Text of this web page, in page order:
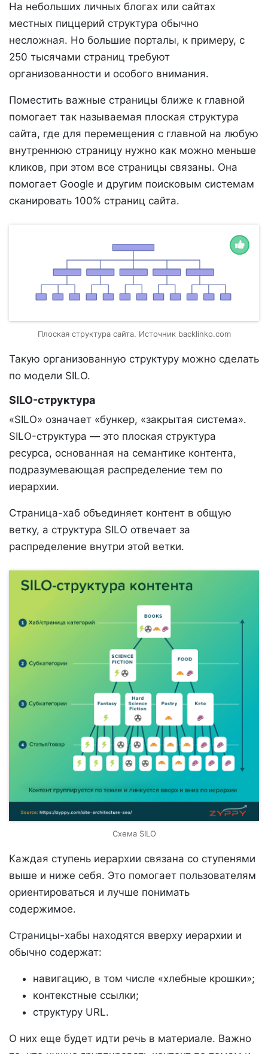
На небольших личных блогах или сайтах
местных пиццерий структура обычно
несложная. Но большие порталы, к примеру, с
250 тысячами страниц требуют
организованности и особого внимания.
Поместить важные страницы ближе к главной
помогает так называемая плоская структура
сайта, где для перемещения с главной на любую
внутреннюю страницу нужно как можно меньше
кликов, при этом все страницы связаны. Она
помогает Google и другим поисковым системам
сканировать 100% страниц сайта.
Плоская структура сайта. Источник backlinko.com
Такую организованную структуру можно сделать
по модели SILO.
SILO-структура
«SILO» означает «бункер, «закрытая система».
SILO-структура — это плоская структура
ресурса, основанная на семантике контента,
подразумевающая распределение тем по
иерархии.
Страница-хаб объединяет контент в общую
ветку, а структура SILO отвечает за
распределение внутри этой ветки.
Схема SILO
Каждая ступень иерархии связана со ступенями
выше и ниже себя. Это помогает пользователям
ориентироваться и лучше понимать
содержимое.
Страницы-хабы находятся вверху иерархии и
обычно содержат:
навигацию, в том числе «хлебные крошки»;
контекстные ссылки;
структуру URL.
О них еще будет идти речь в материале. Важно